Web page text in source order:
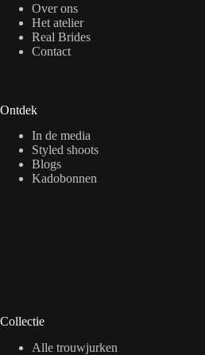
Over ons
Het atelier
Real Brides
Contact
Ontdek
In de media
Styled shoots
Blogs
Kadobonnen
Collectie
Alle trouwjurken